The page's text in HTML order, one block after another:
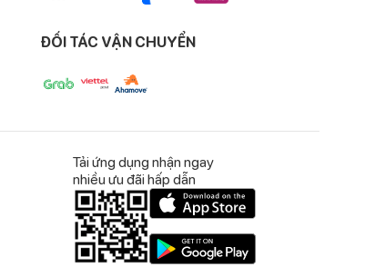
ĐỐI TÁC VẬN CHUYỂN
Tải ứng dụng nhận ngay
nhiều ưu đãi hấp dẫn